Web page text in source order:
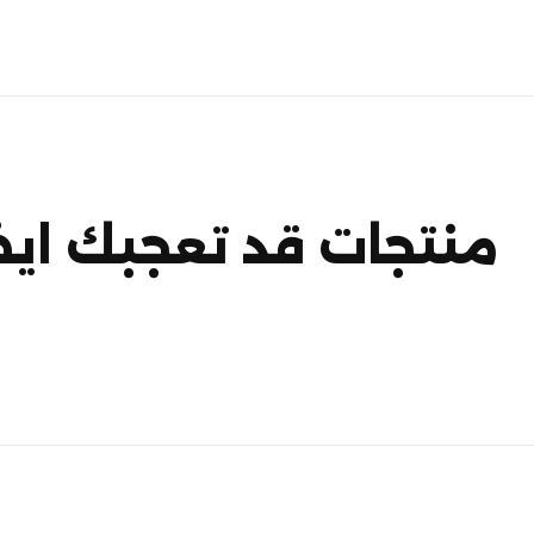
منتجات قد تعجبك